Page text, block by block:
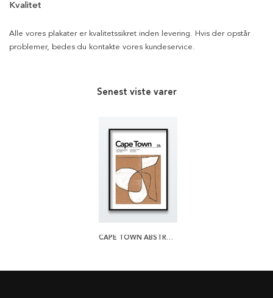
Kvalitet
Alle vores plakater er kvalitetssikret inden levering. Hvis der opstår
problemer, bedes du kontakte vores kundeservice.
Senest viste varer
CAPE TOWN ABSTRACT PLAKAT